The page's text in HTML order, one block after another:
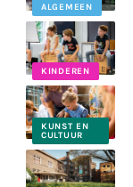
ALGEMEEN
KINDEREN
KUNST EN
CULTUUR